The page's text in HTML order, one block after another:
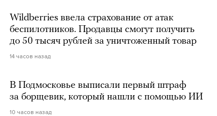
Wildberries ввела страхование от атак
беспилотников. Продавцы смогут получить
до 50 тысяч рублей за уничтоженный товар
14 часов назад
В Подмосковье выписали первый штраф
за борщевик, который нашли с помощью ИИ
10 часов назад